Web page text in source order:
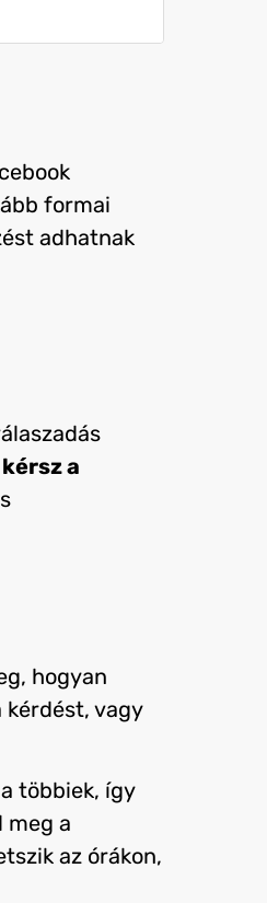
formai
adhatnak
a
hogyan
vagy
többiek, így
meg a
az órákon,